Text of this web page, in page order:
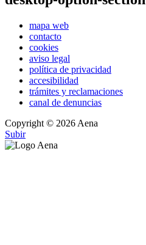
mapa web
contacto
cookies
aviso legal
política de privacidad
accesibilidad
trámites y reclamaciones
canal de denuncias
Copyright © 2026 Aena
Subir